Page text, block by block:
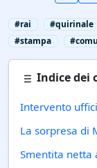
#rai #quirinale
#stampa
Indice dei
Intervento
La sorpresa di
Smentita netta